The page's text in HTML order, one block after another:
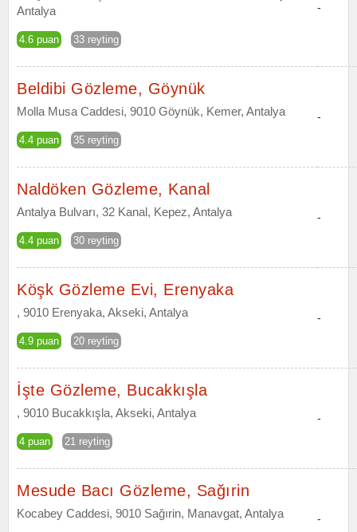
Antalya
4.6 puan 33 reyting
-
Beldibi Gözleme, Göynük
Molla Musa Caddesi, 9010 Göynük, Kemer, Antalya
4.4 puan 35 reyting
-
Naldöken Gözleme, Kanal
Antalya Bulvarı, 32 Kanal, Kepez, Antalya
4.4 puan 30 reyting
-
Köşk Gözleme Evi, Erenyaka
, 9010 Erenyaka, Akseki, Antalya
4.9 puan 20 reyting
-
İşte Gözleme, Bucakkışla
, 9010 Bucakkışla, Akseki, Antalya
4 puan 21 reyting
-
Mesude Bacı Gözleme, Sağırin
Kocabey Caddesi, 9010 Sağırin, Manavgat, Antalya -